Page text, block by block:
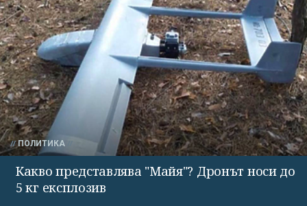
ПОЛИТИКА
Какво представлява "Майя"? Дронът носи до
5 кг експлозив